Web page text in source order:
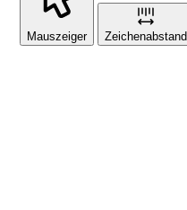
Mauszeiger Zeichenabstand